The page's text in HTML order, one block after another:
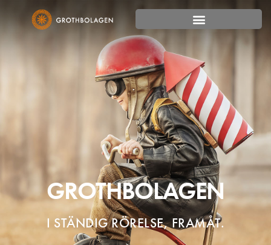
GROTHBOLAGEN
I STÄNDIG RÖRELSE, FRAMÅT.